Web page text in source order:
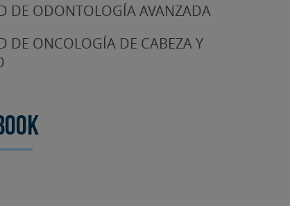
DE ODONTOLOGÍA AVANZADA
DE ONCOLOGÍA DE CABEZA Y